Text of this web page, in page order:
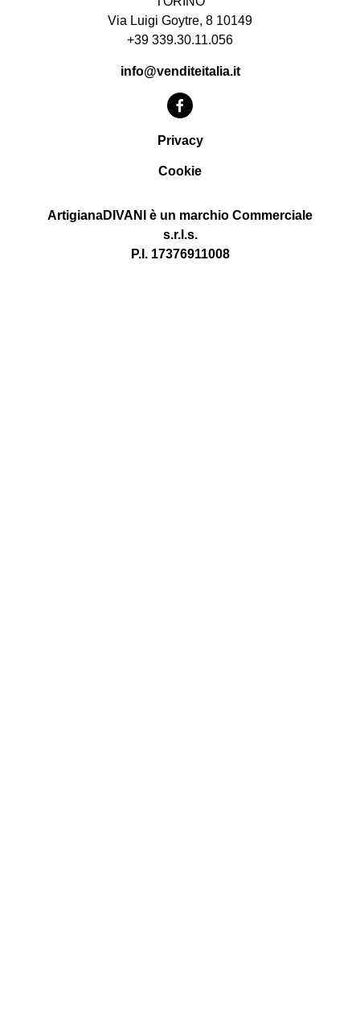
Via Luigi Goytre, 8 10149
+39 339.30.11.056
info@venditeitalia.it
Privacy
Cookie
ArtigianaDIVANI è un marchio Commerciale
s.r.l.s.
P.I. 17376911008